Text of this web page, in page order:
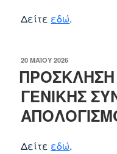
Δείτε εδώ.
ΔΗΜΟΣΙΕΎΤΗΚΕ
20 ΜΑΪ́ΟΥ 2026
ΠΡΟΣΚΛΗΣΗ
ΓΕΝΙΚΗΣ
Δείτε εδώ.